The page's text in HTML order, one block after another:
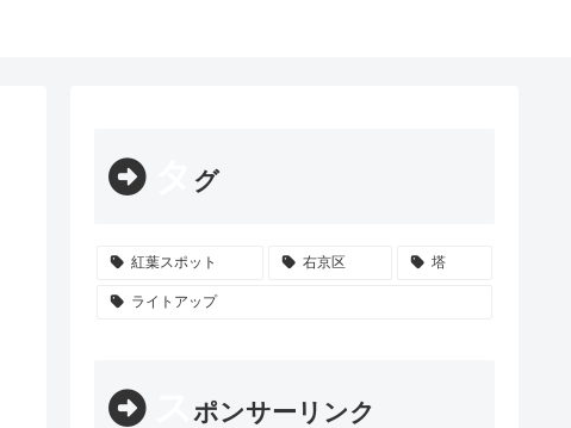
グ
紅葉スポット 右京区 塔
ライトアップ
ポンサーリンク